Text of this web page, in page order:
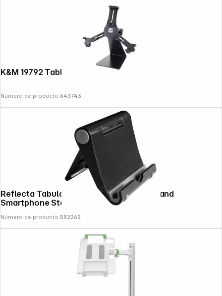
Número de producto:643743
Reflecta Tabula Travel universal Tablet and
Smartphone Stand
Número de producto:592265
Copyright © 2000 - 2026 DIFOX. All rights reserved.